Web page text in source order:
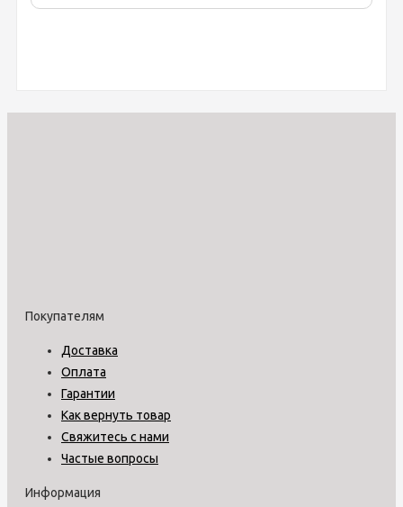
Покупателям
Доставка
Оплата
Гарантии
Как вернуть товар
Свяжитесь с нами
Частые вопросы
Информация